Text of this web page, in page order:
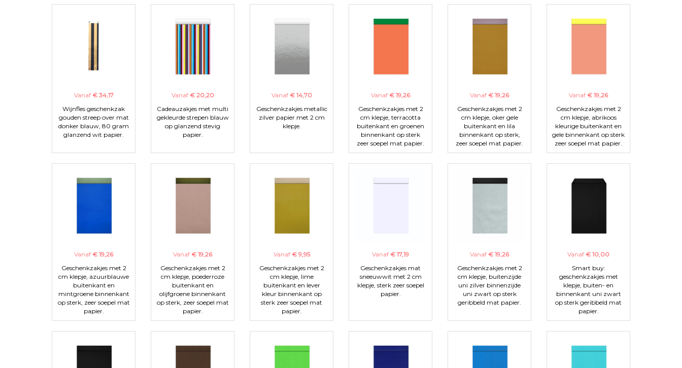
Vanaf € 34,17
Wijnfles geschenkzak
gouden streep over mat
donker blauw, 80 gram
glanzend wit papier.
Vanaf € 20,20
Cadeauzakjes met multi
gekleurde strepen blauw
op glanzend stevig
papier.
Vanaf € 14,70
Geschenkzakjes metallic
zilver papier met 2 cm
klepje.
Vanaf € 19,26
Geschenkzakjes met 2
cm klepje, terracotta
buitenkant en groenen
binnenkant op sterk
zeer soepel mat papier.
Vanaf € 19,26
Geschenkzakjes met 2
cm klepje, oker gele
buitenkant en lila
binnenkant op sterk,
zeer soepel mat papier.
Vanaf € 19,26
Geschenkzakjes met 2
cm klepje, abrikoos
kleurige buitenkant en
gele binnenkant op sterk
zeer soepel mat papier.
Vanaf € 19,26
Geschenkzakjes met 2
cm klepje, azuurblauwe
buitenkant en
mintgroene binnenkant
op sterk, zeer soepel mat
papier.
Vanaf € 19,26
Geschenkzakjes met 2
cm klepje, poederroze
buitenkant en
olijfgroene binnenkant
op sterk, zeer soepel mat
papier.
Vanaf € 9,95
Geschenkzakjes met 2
cm klepje, lime
buitenkant en lever
kleur binnenkant op
sterk zeer soepel mat
papier.
Vanaf € 17,19
Geschenkzakjes mat
sneeuwwit met 2 cm
klepje, sterk zeer soepel
papier.
Vanaf € 19,26
Geschenkzakjes met 2
cm klepje, buitenzijde
uni zilver binnenzijde
uni zwart op sterk
geribbeld mat papier.
Vanaf € 10,00
Smart buy:
geschenkzakjes met
klepje, buiten- en
binnenkant uni zwart
op sterk geribbeld mat
papier.